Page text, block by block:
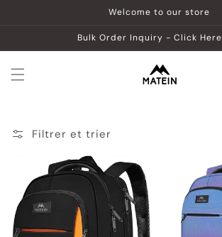
Welcome to our store
Bulk Order Inquiry - Click Here
Filtrer et trier